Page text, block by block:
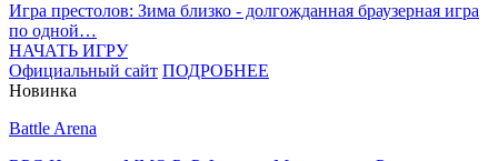
Игра престолов: Зима близко - долгожданная браузерная игра
по одной…
НАЧАТЬ ИГРУ
Официальный сайт ПОДРОБНЕЕ
Новинка
Battle Arena